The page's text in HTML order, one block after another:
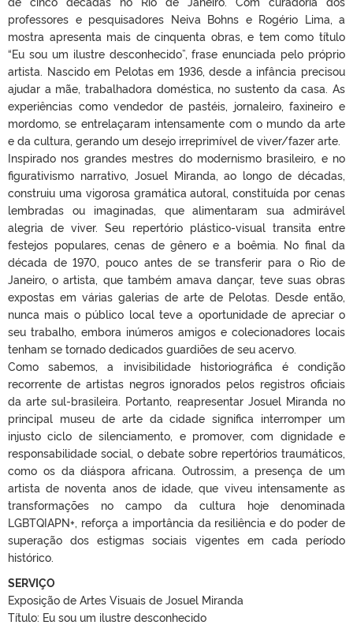
professores e pesquisadores Neiva Bohns e Rogério Lima, a
mostra apresenta mais de cinquenta obras, e tem como título
“Eu sou um ilustre desconhecido”, frase enunciada pelo próprio
artista. Nascido em Pelotas em 1936, desde a infância precisou
ajudar a mãe, trabalhadora doméstica, no sustento da casa. As
experiências como vendedor de pastéis, jornaleiro, faxineiro e
mordomo, se entrelaçaram intensamente com o mundo da arte
e da cultura, gerando um desejo irreprimível de viver/fazer arte.
Inspirado nos grandes mestres do modernismo brasileiro, e no
figurativismo narrativo, Josuel Miranda, ao longo de décadas,
construiu uma vigorosa gramática autoral, constituída por cenas
lembradas ou imaginadas, que alimentaram sua admirável
alegria de viver. Seu repertório plástico-visual transita entre
festejos populares, cenas de gênero e a boêmia. No final da
década de 1970, pouco antes de se transferir para o Rio de
Janeiro, o artista, que também amava dançar, teve suas obras
expostas em várias galerias de arte de Pelotas. Desde então,
nunca mais o público local teve a oportunidade de apreciar o
seu trabalho, embora inúmeros amigos e colecionadores locais
tenham se tornado dedicados guardiões de seu acervo.
Como sabemos, a invisibilidade historiográfica é condição
recorrente de artistas negros ignorados pelos registros oficiais
da arte sul-brasileira. Portanto, reapresentar Josuel Miranda no
principal museu de arte da cidade significa interromper um
injusto ciclo de silenciamento, e promover, com dignidade e
responsabilidade social, o debate sobre repertórios traumáticos,
como os da diáspora africana. Outrossim, a presença de um
artista de noventa anos de idade, que viveu intensamente as
transformações no campo da cultura hoje denominada
LGBTQIAPN+, reforça a importância da resiliência e do poder de
superação dos estigmas sociais vigentes em cada período
histórico.
SERVIÇO
Exposição de Artes Visuais de Josuel Miranda
Título: Eu sou um ilustre desconhecido